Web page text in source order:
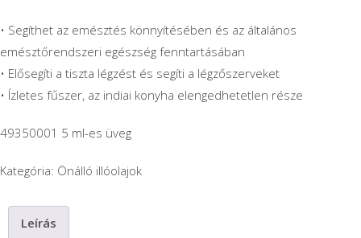
• Segíthet az emésztés könnyítésében és az általános
emésztőrendszeri egészség fenntartásában
• Elősegíti a tiszta légzést és segíti a légzőszerveket
• Ízletes fűszer, az indiai konyha elengedhetetlen része
49350001 5 ml-es üveg
Kategória: Önálló illóolajok
Leírás